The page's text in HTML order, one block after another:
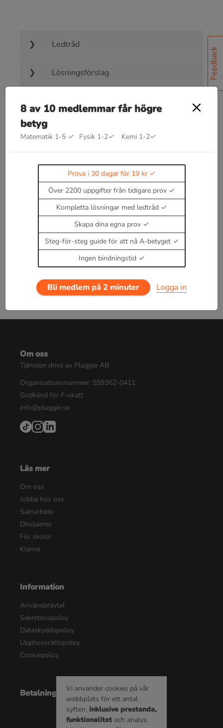
Feedback
Ledtråd
Lösningsförslag
Bra att kunna inom procentuella
förändringar
Kommer snart!
Enbart medlemmar kan kommentera.Prova i 30
Logga inellerBli medlem nu
8 av 10 medlemmar får högre
betyg
Matematik 1-5 ✓ Fysik 1-2✓ Kemi 1-2✓
Prova i 30 dagar för 19 kr
Över 2200 uppgifter från tidigare prov
Kompletta lösningar med ledtråd
Skapa dina egna prov
Steg-för-steg guide för att nå A-betyget
Ingen bindningstid
Bli medlem på 2 minuter Logga in
Om oss
Tjänsten drivs av Pluggie AB
Organisationsnummer: 559362-0411
Godkänd för F-skatt
info@pluggie.se
Läs mer
Om oss
Jobba hos oss
Samarbete
Disclaimer
För skolor
Klarna
Information
Användaravtal
Sekretesspolicy
Dataskyddspolicy
Upphovsrättspolicy
Cookiepolicy
BetalningsalternativVi använder cookies på vår
webbplats för ett antal
syften, inklusive prestanda,
funktionalitet och analys.